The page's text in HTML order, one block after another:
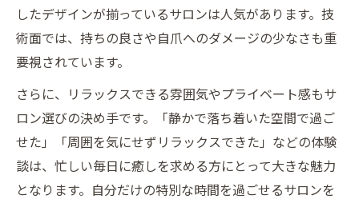
したデザインが揃っているサロンは人気があります。技
術面では、持ちの良さや自爪へのダメージの少なさも重
要視されています。
さらに、リラックスできる雰囲気やプライベート感もサ
ロン選びの決め手です。「静かで落ち着いた空間で過ご
せた」「周囲を気にせずリラックスできた」などの体験
談は、忙しい毎日に癒しを求める方にとって大きな魅力
となります。自分だけの特別な時間を過ごせるサロンを